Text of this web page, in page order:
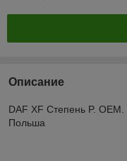
Описание
DAF XF Степень P.
Польша